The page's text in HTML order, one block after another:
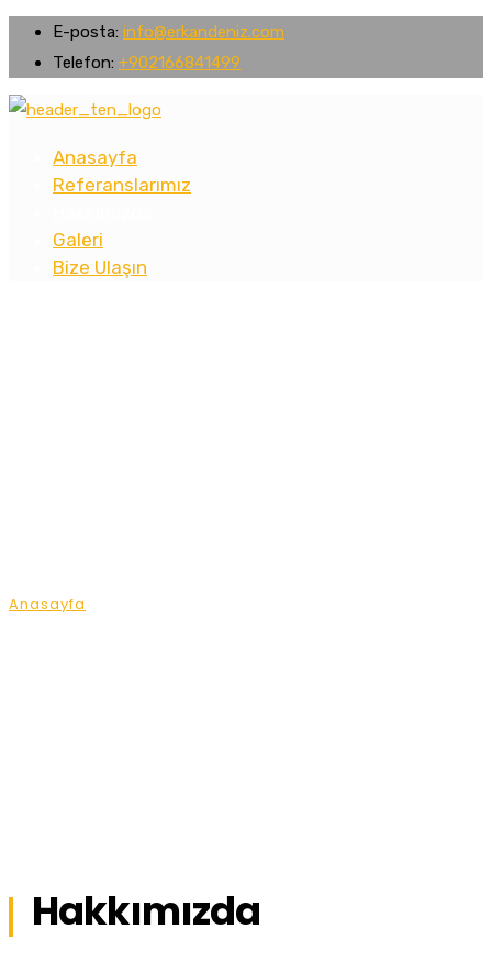
E-posta: info@erkandeniz.com
Telefon: +902166841499
Anasayfa
Referanslarımız
Galeri
Bize Ulaşın
Anasayfa
Hakkımızda